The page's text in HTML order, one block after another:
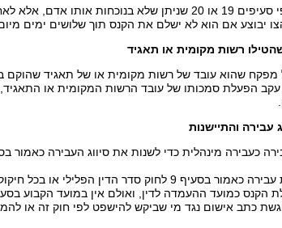
(ב) לא יבוצע צו לפי סעיפים 19 או 20 שניתן שלא
הצו יבוצע אם הוא לא ישלם את הקנס תוך שלושים ימים
מפקח שהוא עובד של רשות מקומית או של תאגיד שהוקם
הפעלת סמכותו של עובד הרשות המקומית או
מינהלית כדי לשנות את סיווג העבירה כאמור בסעיף 24 לחוק
(ב) לענין התיישנות עבירה כאמור בסעיף 9 לחוק סדר
הגשת כתב אישום נגד מי שביקש להישפט לפי חוק זה או